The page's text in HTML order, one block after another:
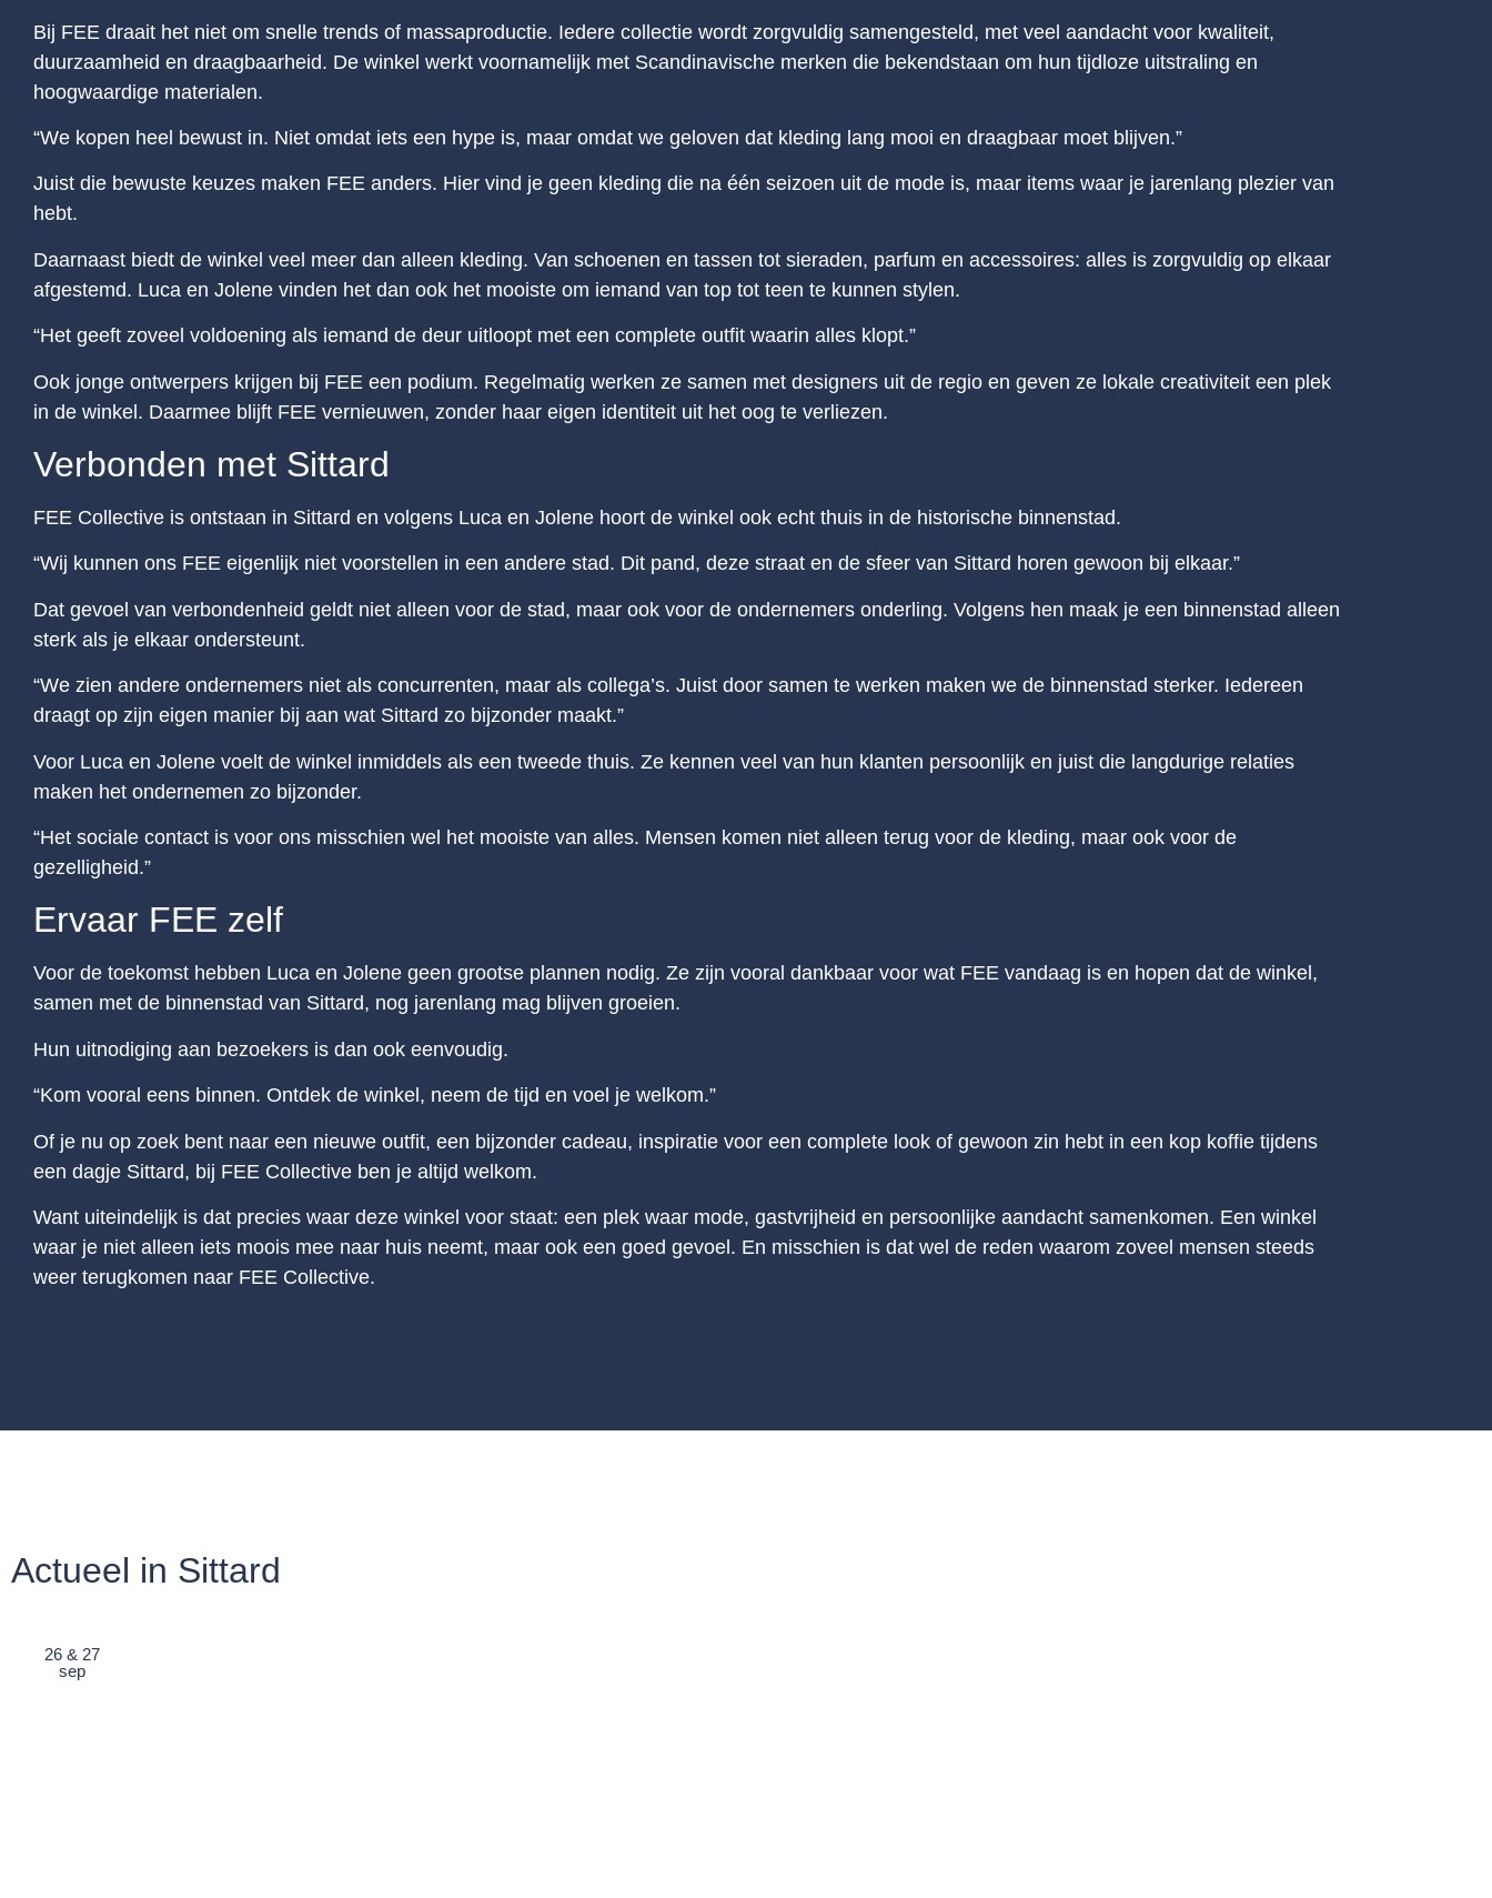
Bij FEE draait het niet om snelle trends of massaproductie. Iedere collectie wordt zorgvuldig samengesteld, met veel aandacht voor kwaliteit,
duurzaamheid en draagbaarheid. De winkel werkt voornamelijk met Scandinavische merken die bekendstaan om hun tijdloze uitstraling en
hoogwaardige materialen.
“We kopen heel bewust in. Niet omdat iets een hype is, maar omdat we geloven dat kleding lang mooi en draagbaar moet blijven.”
Juist die bewuste keuzes maken FEE anders. Hier vind je geen kleding die na één seizoen uit de mode is, maar items waar je jarenlang plezier van
hebt.
Daarnaast biedt de winkel veel meer dan alleen kleding. Van schoenen en tassen tot sieraden, parfum en accessoires: alles is zorgvuldig op elkaar
afgestemd. Luca en Jolene vinden het dan ook het mooiste om iemand van top tot teen te kunnen stylen.
“Het geeft zoveel voldoening als iemand de deur uitloopt met een complete outfit waarin alles klopt.”
Ook jonge ontwerpers krijgen bij FEE een podium. Regelmatig werken ze samen met designers uit de regio en geven ze lokale creativiteit een plek
in de winkel. Daarmee blijft FEE vernieuwen, zonder haar eigen identiteit uit het oog te verliezen.
Verbonden met Sittard
FEE Collective is ontstaan in Sittard en volgens Luca en Jolene hoort de winkel ook echt thuis in de historische binnenstad.
“Wij kunnen ons FEE eigenlijk niet voorstellen in een andere stad. Dit pand, deze straat en de sfeer van Sittard horen gewoon bij elkaar.”
Dat gevoel van verbondenheid geldt niet alleen voor de stad, maar ook voor de ondernemers onderling. Volgens hen maak je een binnenstad alleen
sterk als je elkaar ondersteunt.
“We zien andere ondernemers niet als concurrenten, maar als collega’s. Juist door samen te werken maken we de binnenstad sterker. Iedereen
draagt op zijn eigen manier bij aan wat Sittard zo bijzonder maakt.”
Voor Luca en Jolene voelt de winkel inmiddels als een tweede thuis. Ze kennen veel van hun klanten persoonlijk en juist die langdurige relaties
maken het ondernemen zo bijzonder.
“Het sociale contact is voor ons misschien wel het mooiste van alles. Mensen komen niet alleen terug voor de kleding, maar ook voor de
gezelligheid.”
Ervaar FEE zelf
Voor de toekomst hebben Luca en Jolene geen grootse plannen nodig. Ze zijn vooral dankbaar voor wat FEE vandaag is en hopen dat de winkel,
samen met de binnenstad van Sittard, nog jarenlang mag blijven groeien.
Hun uitnodiging aan bezoekers is dan ook eenvoudig.
“Kom vooral eens binnen. Ontdek de winkel, neem de tijd en voel je welkom.”
Of je nu op zoek bent naar een nieuwe outfit, een bijzonder cadeau, inspiratie voor een complete look of gewoon zin hebt in een kop koffie tijdens
een dagje Sittard, bij FEE Collective ben je altijd welkom.
Want uiteindelijk is dat precies waar deze winkel voor staat: een plek waar mode, gastvrijheid en persoonlijke aandacht samenkomen. Een winkel
waar je niet alleen iets moois mee naar huis neemt, maar ook een goed gevoel. En misschien is dat wel de reden waarom zoveel mensen steeds
weer terugkomen naar FEE Collective.
Actueel in Sittard
26 & 27
sep